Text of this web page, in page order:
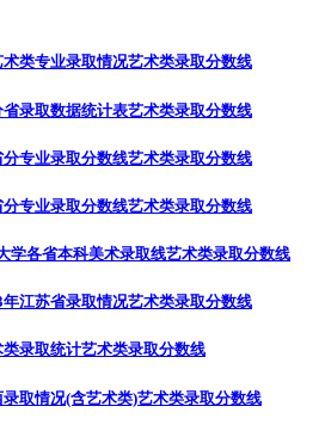
类专业录取情况艺术类录取分数线
录取数据统计表艺术类录取分数线
专业录取分数线艺术类录取分数线
专业录取分数线艺术类录取分数线
学各省本科美术录取线艺术类录取分数线
江苏省录取情况艺术类录取分数线
录取统计艺术类录取分数线
取情况(含艺术类)艺术类录取分数线